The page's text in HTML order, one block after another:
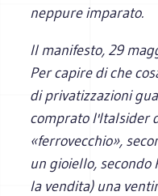
neppure imparato.
Il manifesto, 29
Per capire di che
di privatizzazioni
comprato l'Italsider
«ferrovecchio»,
un gioiello, secondo
la vendita) una